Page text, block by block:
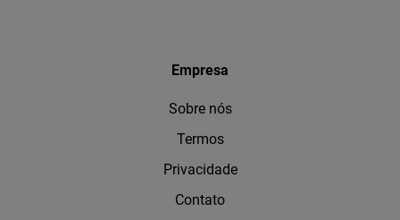
Empresa
Sobre nós
Termos
Privacidade
Contato